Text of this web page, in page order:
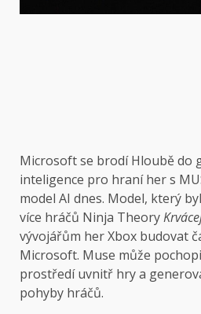
Microsoft se brodíHloubě do
inteligence pro hraní her s
model AI dnes. Model, který
více hráčů Ninja Theory
vývojářům her Xbox budovat
Microsoft. Muse může
prostředí uvnitř hry a
pohyby hráčů.